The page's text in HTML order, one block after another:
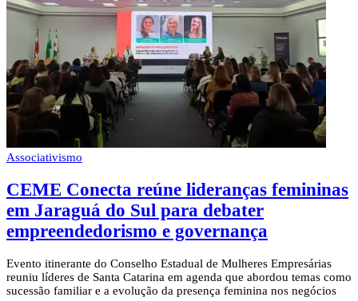
Associativismo
CEME Conecta reúne lideranças femininas
em Jaraguá do Sul para debater
empreendedorismo e governança
Evento itinerante do Conselho Estadual de Mulheres Empresárias
reuniu líderes de Santa Catarina em agenda que abordou temas como
sucessão familiar e a evolução da presença feminina nos negócios